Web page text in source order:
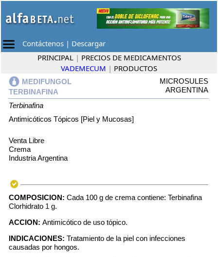
Contáctenos | Descargar
PRINCIPAL | PRECIOS DE MEDICAMENTOS
VADEMECUM | PRODUCTOS
MEDIFUNGOL
TERBINAFINA
MICROSULES
ARGENTINA
Terbinafina
Antimicóticos Tópicos [Piel y Mucosas]
Venta Libre
Crema
Industria Argentina
COMPOSICION: Cada 100 g de crema contiene: Terbinafina
Clorhidrato 1 g.
ACCION: Antimicótico de uso tópico.
INDICACIONES: Tratamiento de la piel con infecciones
causadas por hongos.